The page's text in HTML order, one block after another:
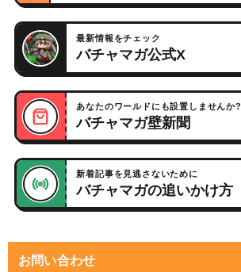
最新情報をチェック
バチャマガ公式X
あなたのワールドにも設置しませんか?
バチャマガ壁新聞
新着記事を見逃さないために
バチャマガの追いかけ方
お問い合わせ